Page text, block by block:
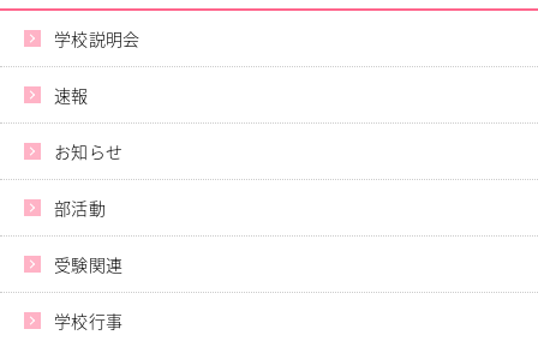
総合進学コース
総合スポーツコース
高等学校教育
校内塾
ダンスパフォーマンス専攻
キャリア教育
進路指導
その他の教育
高校入試関係
制服紹介
学校説明会
速報
お知らせ
部活動
受験関連
学校行事